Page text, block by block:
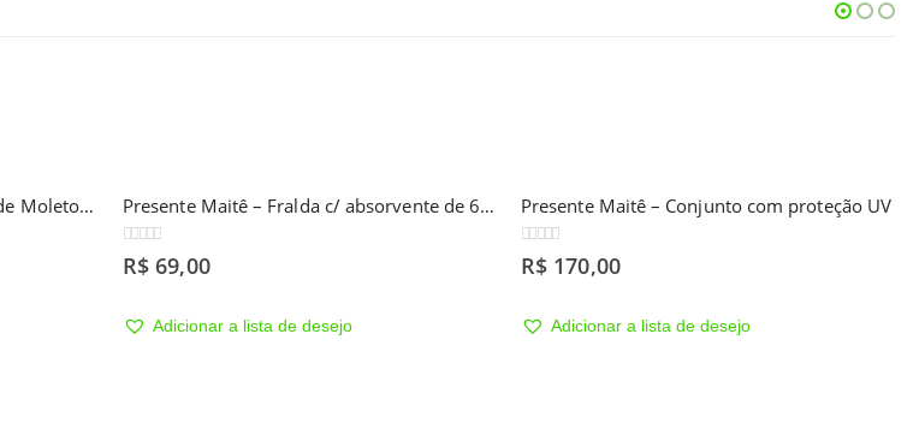
Presente Maitê – Fralda c/ absorvente de 6 camadas Presente Maitê – Conjunto com proteção UV
0out of 5
R$ 170,00
Adicionar a lista de desejo